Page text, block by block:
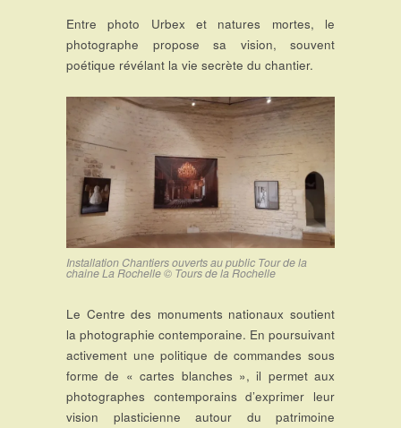
Entre photo Urbex et natures mortes, le
photographe propose sa vision, souvent
poétique révélant la vie secrète du chantier.
Installation Chantiers ouverts au public Tour de la
chaine La Rochelle © Tours de la Rochelle
Le Centre des monuments nationaux soutient
la photographie contemporaine. En poursuivant
activement une politique de commandes sous
forme de « cartes blanches », il permet aux
photographes contemporains d’exprimer leur
vision plasticienne autour du patrimoine